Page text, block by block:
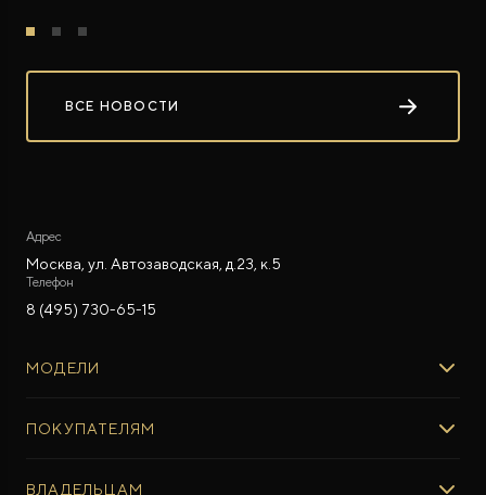
ВСЕ НОВОСТИ
Адрес
Москва, ул. Автозаводская, д.23, к.5
Телефон
8 (495) 730-65-15
МОДЕЛИ
ROX ADAMAS
ПОКУПАТЕЛЯМ
ВЛАДЕЛЬЦАМ